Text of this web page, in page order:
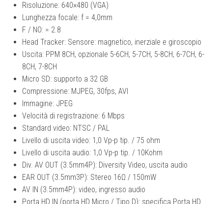
Risoluzione: 640×480 (VGA)
Lunghezza focale: f = 4,0mm
F / NO: = 2.8
Head Tracker: Sensore: magnetico, inerziale e giroscopio
Uscita: PPM 8CH, opzionale 5-6CH, 5-7CH, 5-8CH, 6-7CH, 6-
8CH, 7-8CH
Micro SD: supporto a 32 GB
Compressione: MJPEG, 30fps, AVI
Immagine: JPEG
Velocità di registrazione: 6 Mbps
Standard video: NTSC / PAL
Livello di uscita video: 1,0 Vp-p tip. / 75 ohm
Livello di uscita audio: 1,0 Vp-p tip. / 10Kohm
Div. AV OUT (3.5mm4P): Diversity Video, uscita audio
EAR OUT (3.5mm3P): Stereo 16Ω / 150mW
AV IN (3.5mm4P): video, ingresso audio
Porta HD IN (porta HD Micro / Tipo D): specifica Porta HD